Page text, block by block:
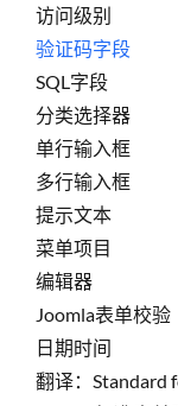
访问级别
验证码字段
SQL字段
分类选择器
单行输入框
多行输入框
提示文本
菜单项目
编辑器
Joomla表单校验
日期时间
翻译：Standard